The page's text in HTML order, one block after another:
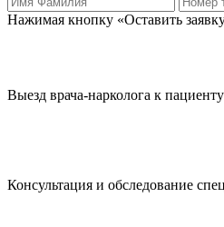
Нажимая кнопку «Оставить
Выезд врача-нарколога к
Консультация и обследование